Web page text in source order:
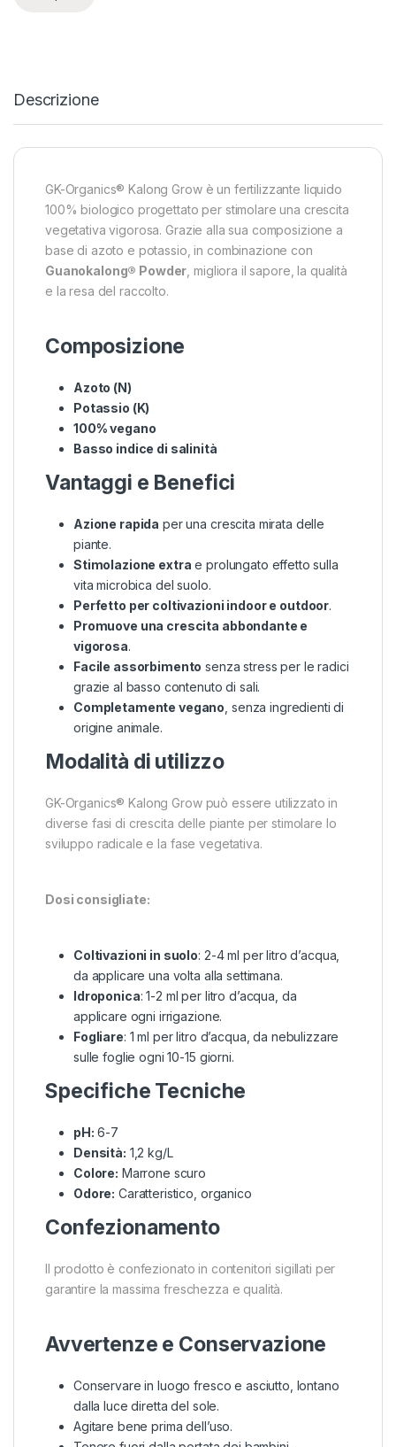
Descrizione
GK-Organics® Kalong Grow è un fertilizzante liquido
100% biologico progettato per stimolare una crescita
vegetativa vigorosa. Grazie alla sua composizione a
base di azoto e potassio, in combinazione con
Guanokalong® Powder , migliora il sapore, la qualità
e la resa del raccolto.
Composizione
Azoto (N)
Potassio (K)
100% vegano
Basso indice di salinità
Vantaggi e Benefici
Azione rapida per una crescita mirata delle
piante.
Stimolazione extra e prolungato effetto sulla
vita microbica del suolo.
Perfetto per coltivazioni indoor e outdoor.
Promuove una crescita abbondante e
vigorosa.
Facile assorbimento senza stress per le radici
grazie al basso contenuto di sali.
Completamente vegano , senza ingredienti di
origine animale.
Modalità di utilizzo
GK-Organics® Kalong Grow può essere utilizzato in
diverse fasi di crescita delle piante per stimolare lo
sviluppo radicale e la fase vegetativa.
Dosi consigliate:
Coltivazioni in suolo: 2-4 ml per litro d’acqua,
da applicare una volta alla settimana.
Idroponica: 1-2 ml per litro d’acqua, da
applicare ogni irrigazione.
Fogliare: 1 ml per litro d’acqua, da nebulizzare
sulle foglie ogni 10-15 giorni.
Specifiche Tecniche
pH: 6-7
Densità: 1,2 kg/L
Colore: Marrone scuro
Odore: Caratteristico, organico
Confezionamento
Il prodotto è confezionato in contenitori sigillati per
garantire la massima freschezza e qualità.
Avvertenze e Conservazione
Conservare in luogo fresco e asciutto, lontano
dalla luce diretta del sole.
Agitare bene prima dell’uso.